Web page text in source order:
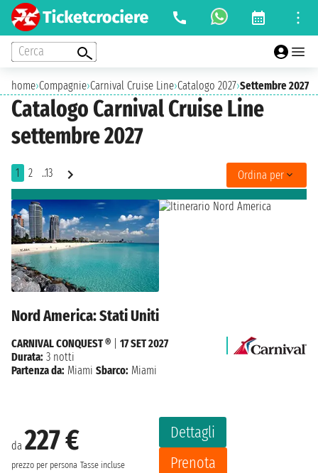
Cerca
home›Compagnie›Carnival Cruise Line›Catalogo 2027›Settembre 2027
Catalogo Carnival Cruise Line
settembre 2027
1 2 ..13 Ordina per
Nord America: Stati Uniti
da 227 €
prezzo per persona Tasse incluse
Dettagli
Prenota
CARNIVAL CONQUEST ®
17 SET 2027
Durata: 3 notti
Partenza da: Miami Sbarco: Miami